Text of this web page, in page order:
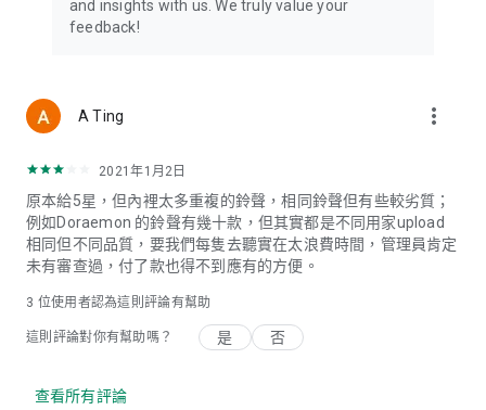
and insights with us. We truly value your
feedback!
A Ting more_vert
2021年1月2日
原本給5星，但內裡太多重複的鈴聲，相同鈴聲但有些較劣質；
例如Doraemon 的鈴聲有幾十款，但其實都是不同用家upload
相同但不同品質，要我們每隻去聽實在太浪費時間，管理員肯定
未有審查過，付了款也得不到應有的方便。
3 位使用者認為這則評論有幫助
這則評論對你有幫助嗎？ 是 否
查看所有評論